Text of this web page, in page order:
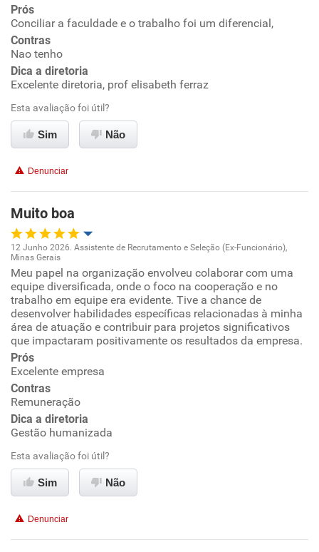
Benefícios
Recomenda esta empresa
Recomenda a diretoria
Prós
Conciliar a faculdade e o trabalho foi um diferencial,
Contras
Nao tenho
Dica a diretoria
Excelente diretoria, prof elisabeth ferraz
Esta avaliação foi útil?
Sim Não
Denunciar
Muito boa
Oportunidade de promoção
Ambiente de trabalho
Conciliação com a vida familiar
Benefícios
Recomenda esta empresa
Recomenda a diretoria
12 Junho 2026. Assistente de Recrutamento e Seleção (Ex-Funcionário),
Minas Gerais
Meu papel na organização envolveu colaborar com uma
equipe diversificada, onde o foco na cooperação e no
trabalho em equipe era evidente. Tive a chance de
desenvolver habilidades específicas relacionadas à minha
área de atuação e contribuir para projetos significativos
que impactaram positivamente os resultados da empresa.
Prós
Excelente empresa
Contras
Remuneração
Dica a diretoria
Gestão humanizada
Esta avaliação foi útil?
Sim Não
Denunciar